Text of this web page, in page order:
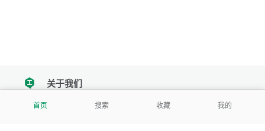
首页 搜索 收藏 我的
tencent关于我们
我们努力把每一个工具做成批量处理的产品